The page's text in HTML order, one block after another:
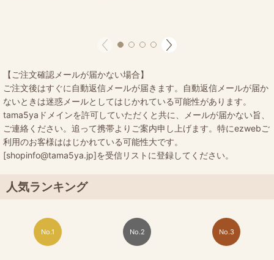
【ご注文確認メールが届かない場合】
ご注文後はすぐに自動返信メールが届きます。自動返信メールが届か
ないときは迷惑メールとしてはじかれている可能性があります。
tama5yaドメインを許可していただくと共に、メールが届かない旨、
ご連絡ください。追って携帯よりご案内申し上げます。特にezwebご
利用のお客様ははじかれている可能性大です。
[shopinfo@tama5ya.jp]を受信リストに登録してください。
人気ランキング
No.1 No.2 No.3